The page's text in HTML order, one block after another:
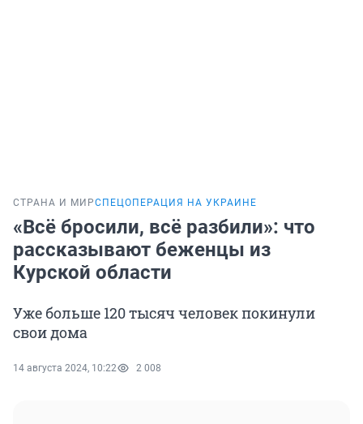
СТРАНА И МИРСПЕЦОПЕРАЦИЯ НА УКРАИНЕ
«Всё бросили, всё разбили»: что
рассказывают беженцы из
Курской области
Уже больше 120 тысяч человек покинули
свои дома
14 августа 2024, 10:22 2 008